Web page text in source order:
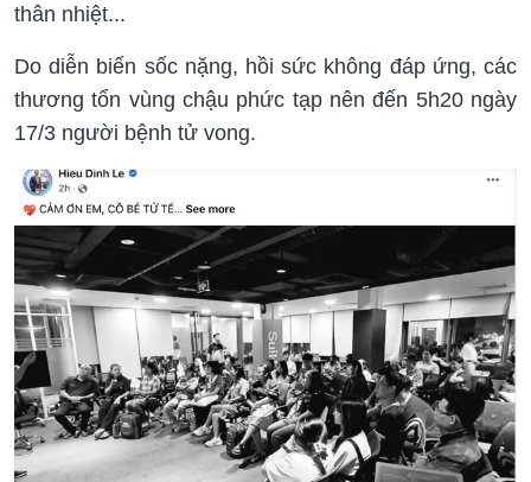
thân nhiệt...
Do diễn biến sốc nặng, hồi sức không đáp ứng, các
thương tổn vùng chậu phức tạp nên đến 5h20 ngày
17/3 người bệnh tử vong.